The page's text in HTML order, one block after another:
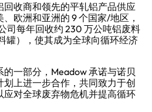
收商和领先的平轧铝产品供应
欧洲和亚洲的 9 个国家/地区，
司每年回收约 230 万公吨铝废料
罐），使其成为全球向循环经济
一部分，Meadow 承诺与诺贝
上进一步合作，共同致力于创
对全球废弃物危机并提高循环